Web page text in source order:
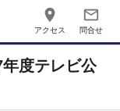
place
アクセス
mail_outline
問合せ
度テレビ公